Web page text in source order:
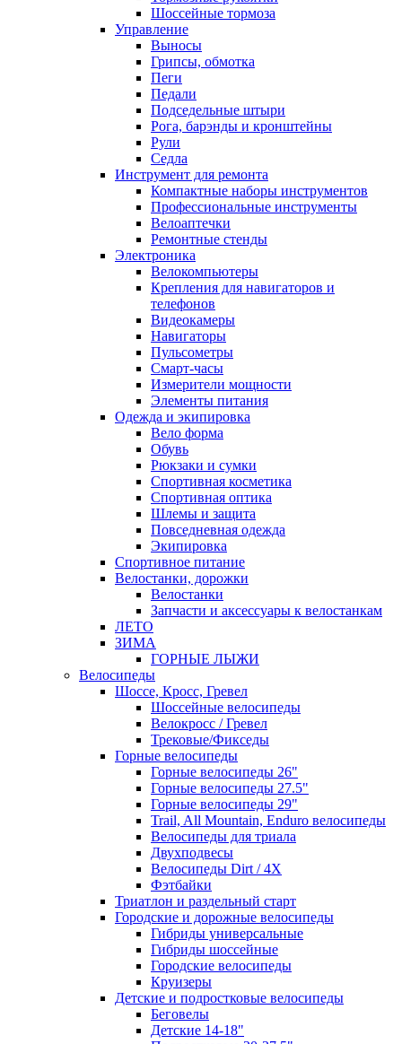
Шоссейные тормоза
Управление
Выносы
Грипсы, обмотка
Пеги
Педали
Подседельные штыри
Рога, барэнды и кронштейны
Рули
Седла
Инструмент для ремонта
Компактные наборы инструментов
Профессиональные инструменты
Велоаптечки
Ремонтные стенды
Электроника
Велокомпьютеры
Крепления для навигаторов и
телефонов
Видеокамеры
Навигаторы
Пульсометры
Смарт-часы
Измерители мощности
Элементы питания
Одежда и экипировка
Вело форма
Обувь
Рюкзаки и сумки
Спортивная косметика
Спортивная оптика
Шлемы и защита
Повседневная одежда
Экипировка
Спортивное питание
Велостанки, дорожки
Велостанки
Запчасти и аксессуары к велостанкам
ЛЕТО
ЗИМА
ГОРНЫЕ ЛЫЖИ
Велосипеды
Шоссе, Кросс, Гревел
Шоссейные велосипеды
Велокросс / Гревел
Трековые/Фикседы
Горные велосипеды
Горные велосипеды 26"
Горные велосипеды 27.5"
Горные велосипеды 29"
Trail, All Mountain, Enduro велосипеды
Велосипеды для триала
Двухподвесы
Велосипеды Dirt / 4X
Фэтбайки
Триатлон и раздельный старт
Городские и дорожные велосипеды
Гибриды универсальные
Гибриды шоссейные
Городские велосипеды
Круизеры
Детские и подростковые велосипеды
Беговелы
Детские 14-18"